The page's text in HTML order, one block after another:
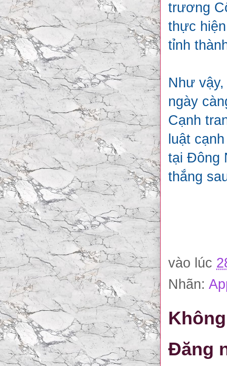
trương
thực
tỉnh
Như
ngày
Cạnh
luật
tại Đông
thắng
vào lúc
Nhãn:
Đăng